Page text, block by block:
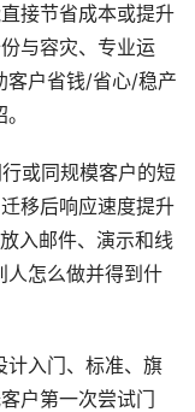
接节省成本或提升
与容灾、专业运
客户省钱/省心/稳产
或同规模客户的短
移后响应速度提升
入邮件、演示和线
人怎么做并得到什
入门、标准、旗
户第一次尝试门